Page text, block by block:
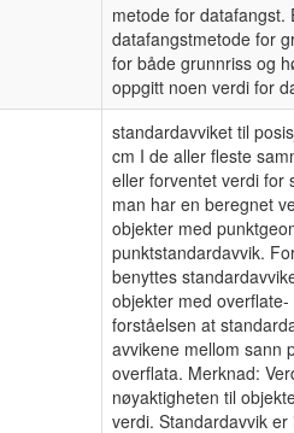
metode for datafangst.
datafangstmetode for
for både grunnriss og
oppgitt noen verdi for
standardavviket til
cm I de aller fleste
eller forventet verdi for
man har en beregnet
objekter med
punktstandardavvik.
benyttes
objekter med
forståelsen at
avvikene mellom sann
overflata. Merknad:
nøyaktigheten til
verdi. Standardavvik